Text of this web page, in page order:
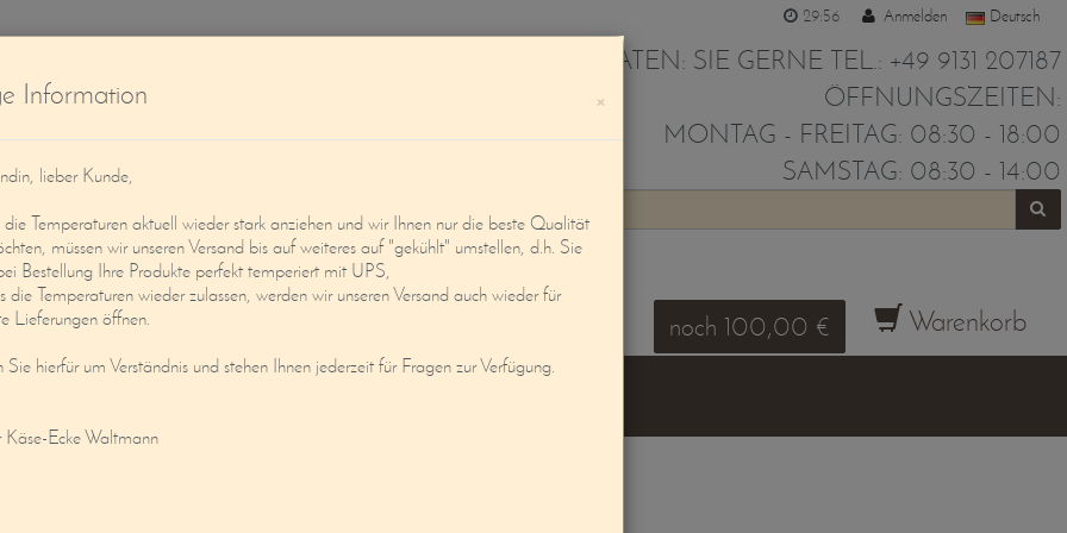
29:55 Anmelden Deutsch
WIR BERATEN: SIE GERNE TEL.: +49 9131 207187
ÖFFNUNGSZEITEN:
MONTAG - FREITAG: 08:30 - 18:00
SAMSTAG: 08:30 - 14:00
Service noch 100,00 € Warenkorb
Information ×
lieber Kunde,
Temperaturen aktuell wieder stark anziehen und wir Ihnen nur die beste Qualität
müssen wir unseren Versand bis auf weiteres auf "gekühlt" umstellen, d.h. Sie
Bestellung Ihre Produkte perfekt temperiert mit UPS,
die Temperaturen wieder zulassen, werden wir unseren Versand auch wieder für
Lieferungen öffnen.
hierfür um Verständnis und stehen Ihnen jederzeit für Fragen zur Verfügung.
Käse-Ecke Waltmann
FEIGEN-COGNAC-CHUTNEY